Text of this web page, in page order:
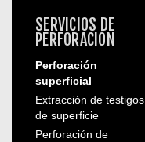
SERVICIOS DE
PERFORACIÓN
Perforación
superficial
Extracción de testigos
de superficie
Perforación de